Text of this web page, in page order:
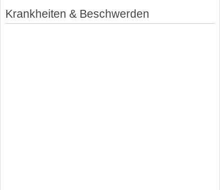
Krankheiten & Beschwerden